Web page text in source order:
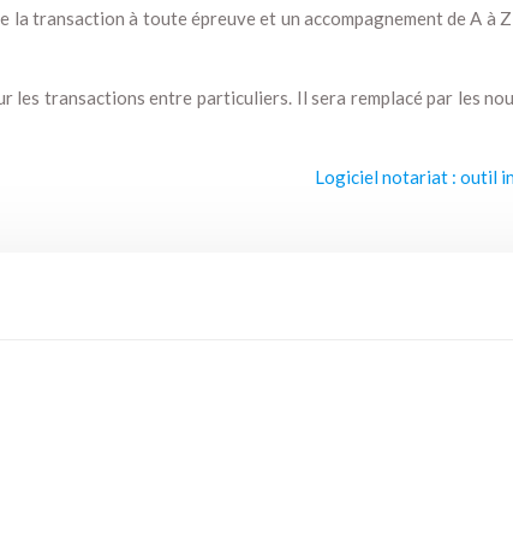
transaction à toute épreuve et un accompagnement de A à
les transactions entre particuliers. Il sera remplacé par les
Logiciel notariat : outil